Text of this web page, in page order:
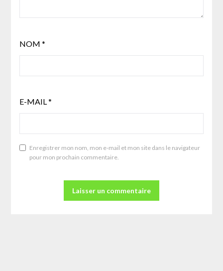
NOM *
E-MAIL*
Enregistrer mon nom, mon e-mail et mon site dans le navigateur
pour mon prochain commentaire.